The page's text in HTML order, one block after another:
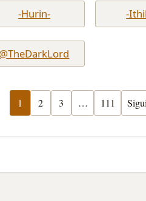
-Hurin- -
@TheDarkLord
1 2 3 … 111